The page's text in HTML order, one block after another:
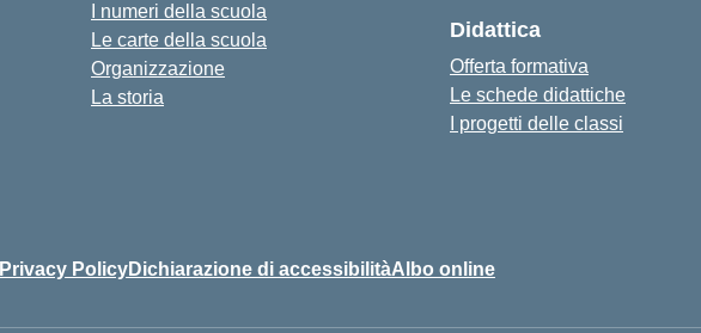
I numeri della scuola
Le carte della scuola
Organizzazione
La storia
Didattica
Offerta formativa
Le schede didattiche
I progetti delle classi
Privacy PolicyDichiarazione di accessibilitàAlbo online